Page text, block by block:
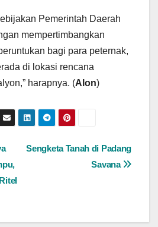
Pemerintah Daerah
mempertimbangkan
bagi para peternak,
di lokasi rencana
harapnya. (Alon)
Sengketa Tanah di Padang
Savana